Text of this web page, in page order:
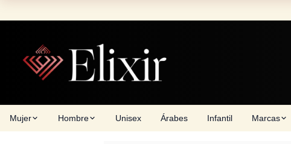
to
Mujer Hombre Unisex Árabes Infantil Marcas